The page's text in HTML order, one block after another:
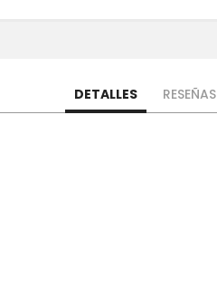
DETALLES RESEÑAS